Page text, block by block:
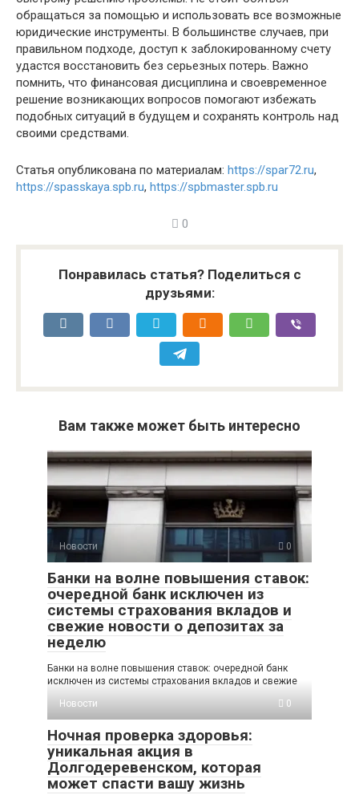
обращаться за помощью и использовать все возможные
юридические инструменты. В большинстве случаев, при
правильном подходе, доступ к заблокированному счету
удастся восстановить без серьезных потерь. Важно
помнить, что финансовая дисциплина и своевременное
решение возникающих вопросов помогают избежать
подобных ситуаций в будущем и сохранять контроль над
своими средствами.
Статья опубликована по материалам: https://spar72.ru,
https://spasskaya.spb.ru, https://spbmaster.spb.ru
0
Понравилась статья? Поделиться с
друзьями:
Вам также может быть интересно
Новости 0
Банки на волне повышения ставок:
очередной банк исключен из
системы страхования вкладов и
свежие новости о депозитах за
неделю
Банки на волне повышения ставок: очередной банк
исключен из системы страхования вкладов и свежие
Новости
0
Ночная проверка здоровья:
уникальная акция в
Долгодеревенском, которая
может спасти вашу жизнь